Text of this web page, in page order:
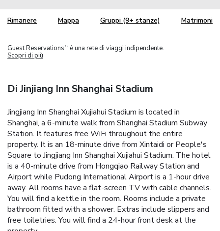
Rimanere Mappa Gruppi (9+ stanze) Matrimoni
Guest Reservations TM
è una rete di viaggi indipendente.
Scopri di più
Di Jinjiang Inn Shanghai Stadium
Jingjiang Inn Shanghai Xujiahui Stadium is located in
Shanghai, a 6-minute walk from Shanghai Stadium Subway
Station. It features free WiFi throughout the entire
property. It is an 18-minute drive from Xintaidi or People's
Square to Jingjiang Inn Shanghai Xujiahui Stadium. The hotel
is a 40-minute drive from Hongqiao Railway Station and
Airport while Pudong International Airport is a 1-hour drive
away. All rooms have a flat-screen TV with cable channels.
You will find a kettle in the room. Rooms include a private
bathroom fitted with a shower. Extras include slippers and
free toiletries. You will find a 24-hour front desk at the